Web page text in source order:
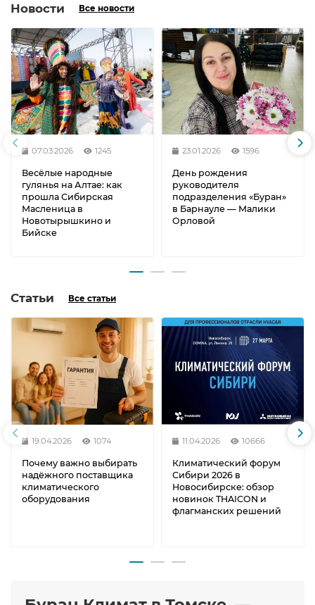
Новости Все новости
07.03.2026 1245
Весёлые народные
гулянья на Алтае: как
прошла Сибирская
Масленица в
Новотырышкино и
Бийске
23.01.2026 1596
День рождения
руководителя
подразделения «Буран»
в Барнауле — Малики
Орловой
Статьи Все статьи
19.04.2026 1074
Почему важно выбирать
надёжного поставщика
климатического
оборудования
11.04.2026 10666
Климатический форум
Сибири 2026 в
Новосибирске: обзор
новинок THAICON и
флагманских решений